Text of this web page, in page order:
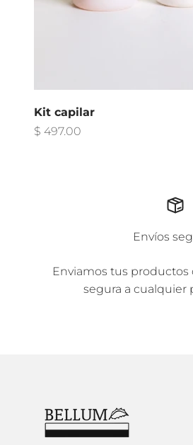
Kit capilar
Precio de oferta
$ 497.00
Envíos
Enviamos tus productos
segura a cualquier